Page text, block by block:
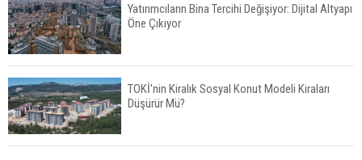
Yatırımcıların Bina Tercihi Değişiyor: Dijital Altyapı
Öne Çıkıyor
TOKİ'nin Kiralık Sosyal Konut Modeli Kiraları
Düşürür Mü?